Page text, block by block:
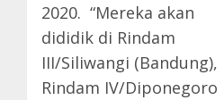
2020. “Mereka akan
dididik di Rindam
III/Siliwangi (Bandung),
Rindam IV/Diponegoro